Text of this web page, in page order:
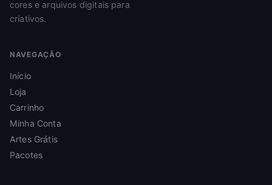
cores e arquivos digitais para
criativos.
NAVEGAÇÃO
Início
Loja
Carrinho
Minha Conta
Artes Grátis
Pacotes